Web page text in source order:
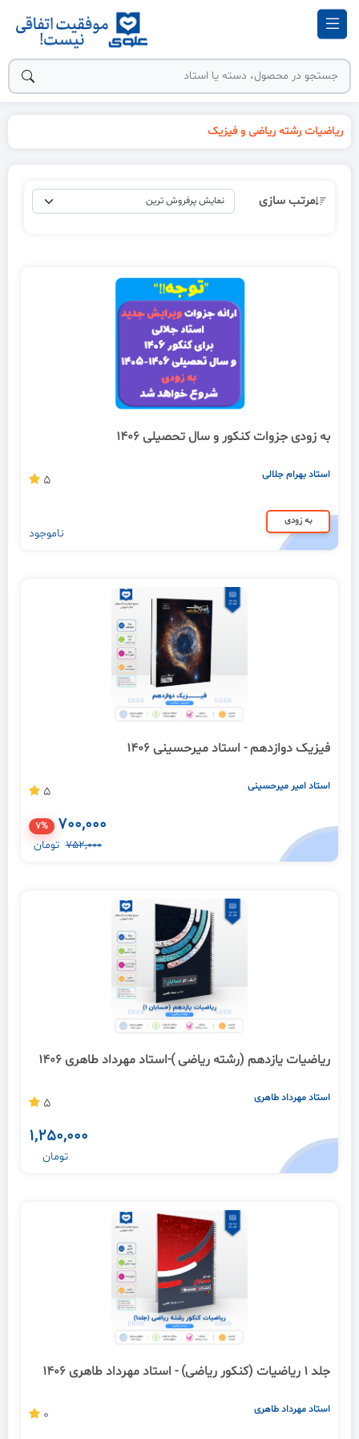
ریاضیات رشته ریاضی و فیزیک
مرتب سازی
به زودی جزوات کنکور و سال تحصیلی 1406
استاد بهرام جلالی 5
به زودی
ناموجود
فیزیک دوازدهم - استاد میرحسینی 1406
استاد امیر میرحسینی 5
700,000
7%
752,000 تومان
ریاضیات یازدهم (رشته ریاضی )-استاد مهرداد طاهری 1406
استاد مهرداد طاهری 5
1,250,000
تومان
جلد 1 ریاضیات (کنکور ریاضی) - استاد مهرداد طاهری 1406
استاد مهرداد طاهری 0